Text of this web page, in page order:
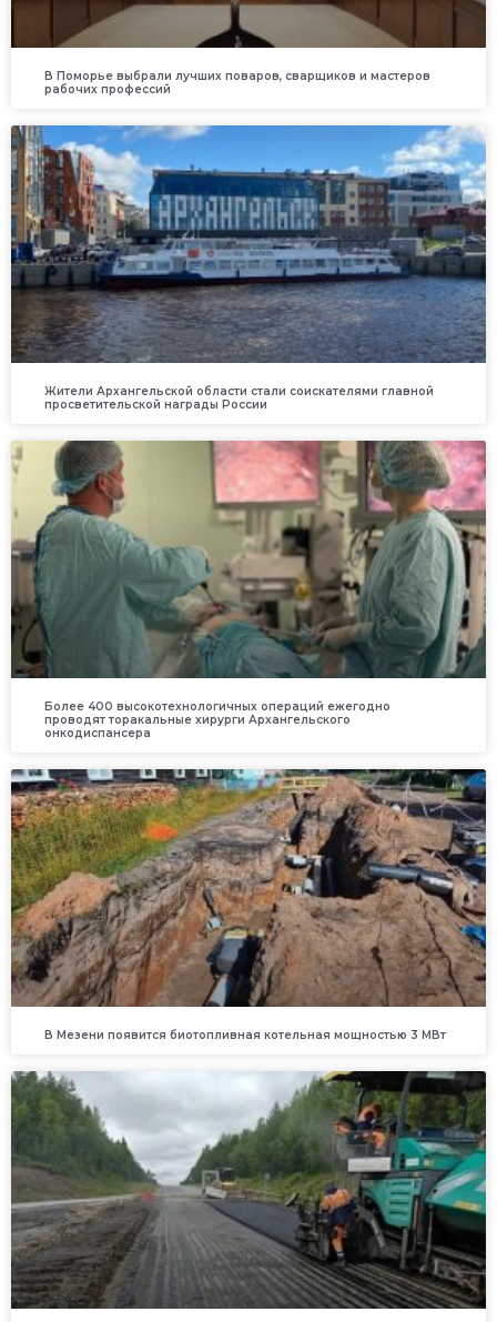
В Поморье выбрали лучших поваров, сварщиков и мастеров
рабочих профессий
Жители Архангельской области стали соискателями главной
просветительской награды России
Более 400 высокотехнологичных операций ежегодно
проводят торакальные хирурги Архангельского
онкодиспансера
В Мезени появится биотопливная котельная мощностью 3 МВт